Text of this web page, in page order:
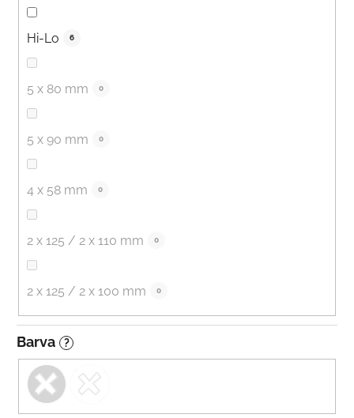
Hi-Lo 6
5 x 80 mm 0
5 x 90 mm 0
4 x 58 mm 0
2 x 125 / 2 x 110 mm 0
2 x 125 / 2 x 100 mm 0
Barva ?